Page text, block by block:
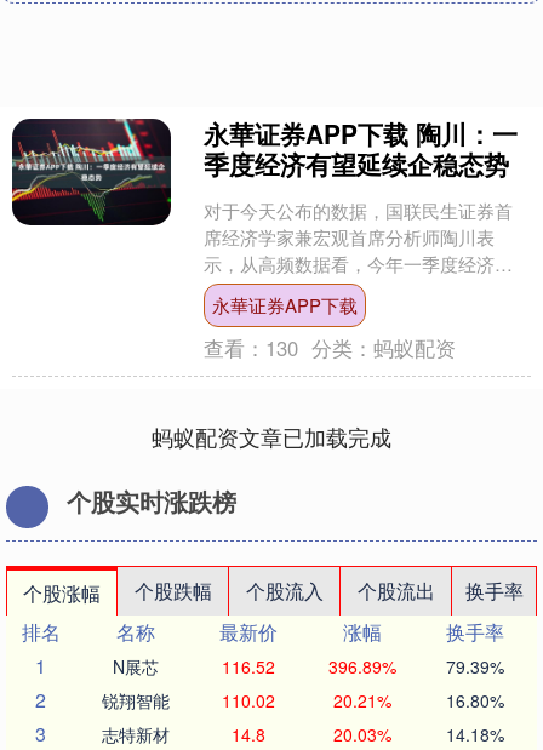
永華证券APP下载 陶川：一
季度经济有望延续企稳态势
对于今天公布的数据，国联民生证券首
席经济学家兼宏观首席分析师陶川表
示，从高频数据看，今年一季度经济有
望延续逐步企稳的态势。 举报 文章作者
财经夜行线 相关视频....
永華证券APP下载
查看： 130 分类：蚂蚁配资
蚂蚁配资文章已加载完成
个股实时涨跌榜
个股涨幅 个股跌幅 个股流入 个股流出
换手率
排名
名称 最新价 涨幅
换手率
1
N展芯 116.52 396.89% 79.39%
2 锐翔智能 110.02 20.21% 16.80%
3 志特新材 14.8 20.03% 14.18%